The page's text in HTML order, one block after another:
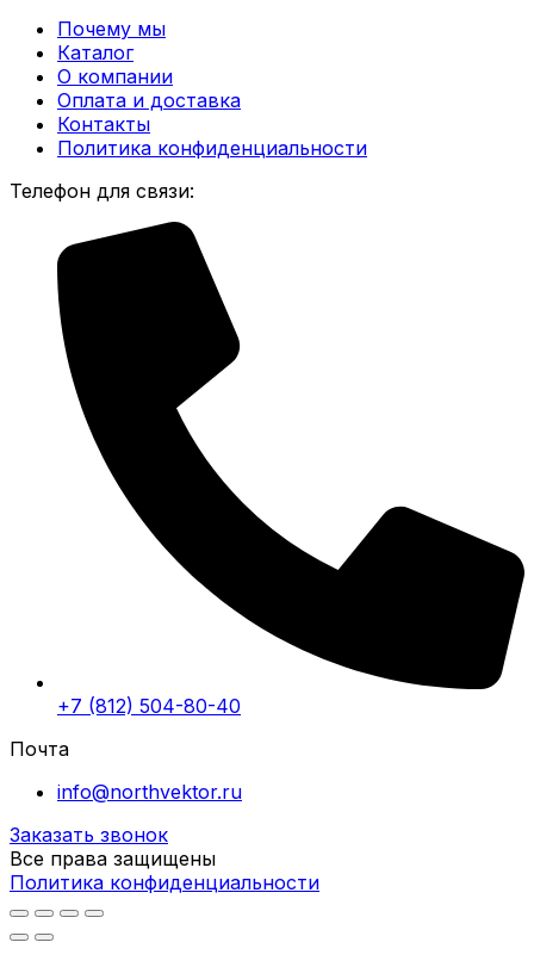
Почему мы
Каталог
О компании
Оплата и доставка
Контакты
Политика конфиденциальности
Телефон для связи:
+7 (812) 504-80-40
Почта
info@northvektor.ru
Заказать звонок
Все права защищены
Политика конфиденциальности